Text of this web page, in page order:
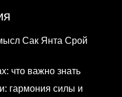
Сак Янта Срой
что важно знать
гармония силы и